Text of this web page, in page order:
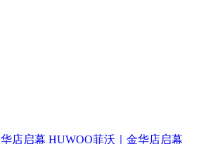
HUWOO菲沃｜金华店启幕